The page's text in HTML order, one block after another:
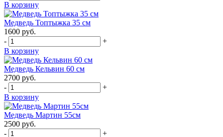
В корзину
Медведь Топтыжка 35 см
1600 руб.
-
+
В корзину
Медведь Кельвин 60 см
2700 руб.
-
+
В корзину
Медведь Мартин 55см
2500 руб.
-
+